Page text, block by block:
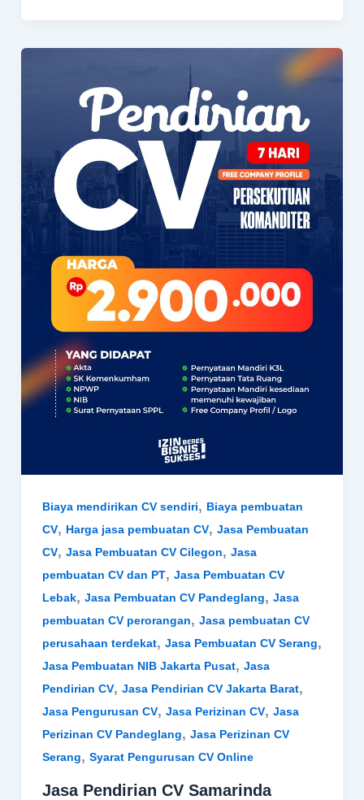
Biaya mendirikan CV sendiri, Biaya pembuatan
CV, Harga jasa pembuatan CV, Jasa Pembuatan
CV, Jasa Pembuatan CV Cilegon, Jasa
pembuatan CV dan PT, Jasa Pembuatan CV
Lebak, Jasa Pembuatan CV Pandeglang, Jasa
pembuatan CV perorangan, Jasa pembuatan CV
perusahaan terdekat, Jasa Pembuatan CV Serang,
Jasa Pembuatan NIB Jakarta Pusat, Jasa
Pendirian CV, Jasa Pendirian CV Jakarta Barat,
Jasa Pengurusan CV, Jasa Perizinan CV, Jasa
Perizinan CV Pandeglang, Jasa Perizinan CV
Serang, Syarat Pengurusan CV Online
Jasa Pendirian CV Samarinda